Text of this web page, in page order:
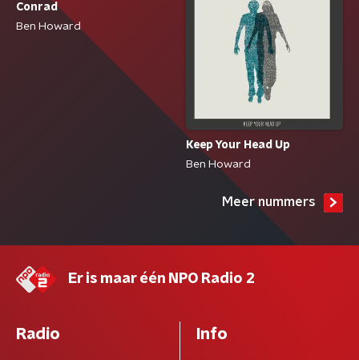
Conrad
Ben Howard
Keep Your Head Up
Ben Howard
Meer nummers
Er is maar één NPO Radio 2
Radio Info